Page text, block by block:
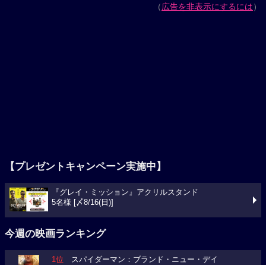
（広告を非表示にするには）
【プレゼントキャンペーン実施中】
『グレイ・ミッション』アクリルスタンド
5名様 [〆8/16(日)]
今週の映画ランキング
1位 スパイダーマン：ブランド・ニュー・デイ